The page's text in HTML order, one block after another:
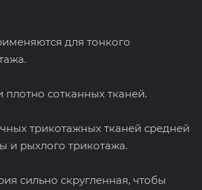
для тонкого
сотканных тканей.
трикотажных тканей средней
и рыхлого трикотажа.
сильно скругленная, чтобы